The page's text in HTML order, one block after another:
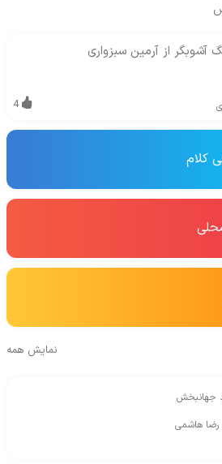
آشوبگر از آرمین سبزواری
4
کلام
نمایش همه
جهانبخش
رضا هاشمی